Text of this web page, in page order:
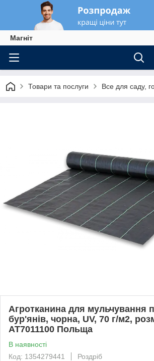
Магніт
Товари та послуги Все для саду,
Агротканина для мульчування
бур'янів, чорна, UV, 70 г/м2,
AT7011100 Польща
В наявності
Код: 1354279441
Роздріб